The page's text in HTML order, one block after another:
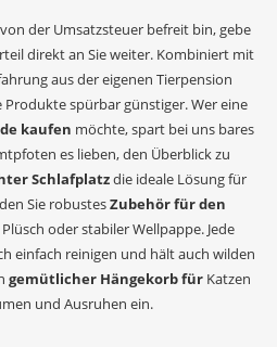
der Umsatzsteuer befreit bin, gebe
direkt an Sie weiter. Kombiniert mit
aus der eigenen Tierpension
Produkte spürbar günstiger. Wer eine
kaufen möchte, spart bei uns bares
es lieben, den Überblick zu
Schlafplatzdie ideale Lösung für
Sie robustesZubehör für den
oder stabiler Wellpappe. Jede
einfach reinigen und hält auch wilden
gemütlicher Hängekorb fürKatzen
und Ausruhen ein.